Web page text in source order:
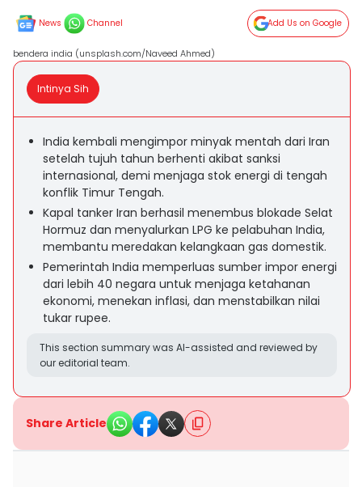
News Channel Add Us on Google
bendera india (unsplash.com/Naveed Ahmed)
Intinya Sih
India kembali mengimpor minyak mentah dari Iran
setelah tujuh tahun berhenti akibat sanksi
internasional, demi menjaga stok energi di tengah
konflik Timur Tengah.
Kapal tanker Iran berhasil menembus blokade Selat
Hormuz dan menyalurkan LPG ke pelabuhan India,
membantu meredakan kelangkaan gas domestik.
Pemerintah India memperluas sumber impor energi
dari lebih 40 negara untuk menjaga ketahanan
ekonomi, menekan inflasi, dan menstabilkan nilai
tukar rupee.
This section summary was AI-assisted and reviewed by
our editorial team.
Share Article